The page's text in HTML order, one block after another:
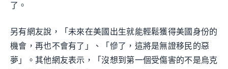
了。
另有網友說，「未來在美國出生就能輕鬆獲得美國身份的
機會，再也不會有了」、「慘了，這將是無證移民的惡
夢」。其他網友表示，「沒想到第一個受傷害的不是烏克